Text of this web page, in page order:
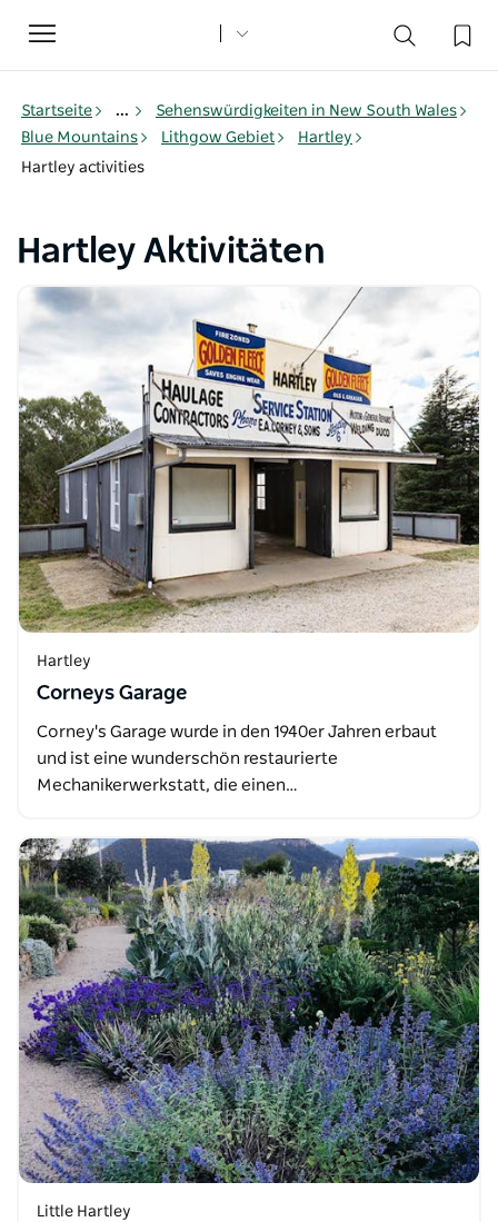
Toggle
navigation
Startseite ...
Sehenswürdigkeiten in New South Wales
Blue Mountains
Lithgow Gebiet
Hartley
Hartley activities
Hartley Aktivitäten
Hartley
Corneys Garage
Corney's Garage wurde in den 1940er Jahren erbaut
und ist eine wunderschön restaurierte
Mechanikerwerkstatt, die einen…
Little Hartley